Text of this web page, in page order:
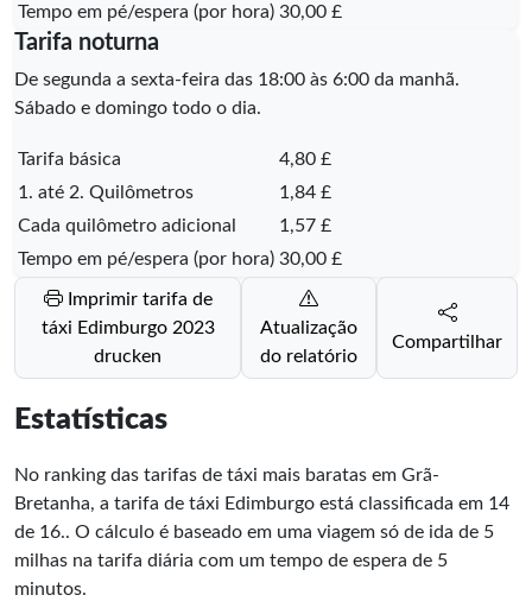
Tempo em pé/espera (por hora) 30,00 £
Tarifa noturna
De segunda a sexta-feira das 18:00 às 6:00 da manhã.
Sábado e domingo todo o dia.
Tarifa básica
4,80 £
1. até 2. Quilômetros
1,84 £
Cada quilômetro adicional
1,57 £
Tempo em pé/espera (por hora) 30,00 £
Imprimir tarifa de
táxi Edimburgo 2023
drucken
Atualização
do relatório
Compartilhar
Estatísticas
No ranking das tarifas de táxi mais baratas em Grã-
Bretanha, a tarifa de táxi Edimburgo está classificada em 14
de 16.. O cálculo é baseado em uma viagem só de ida de 5
milhas na tarifa diária com um tempo de espera de 5
minutos.